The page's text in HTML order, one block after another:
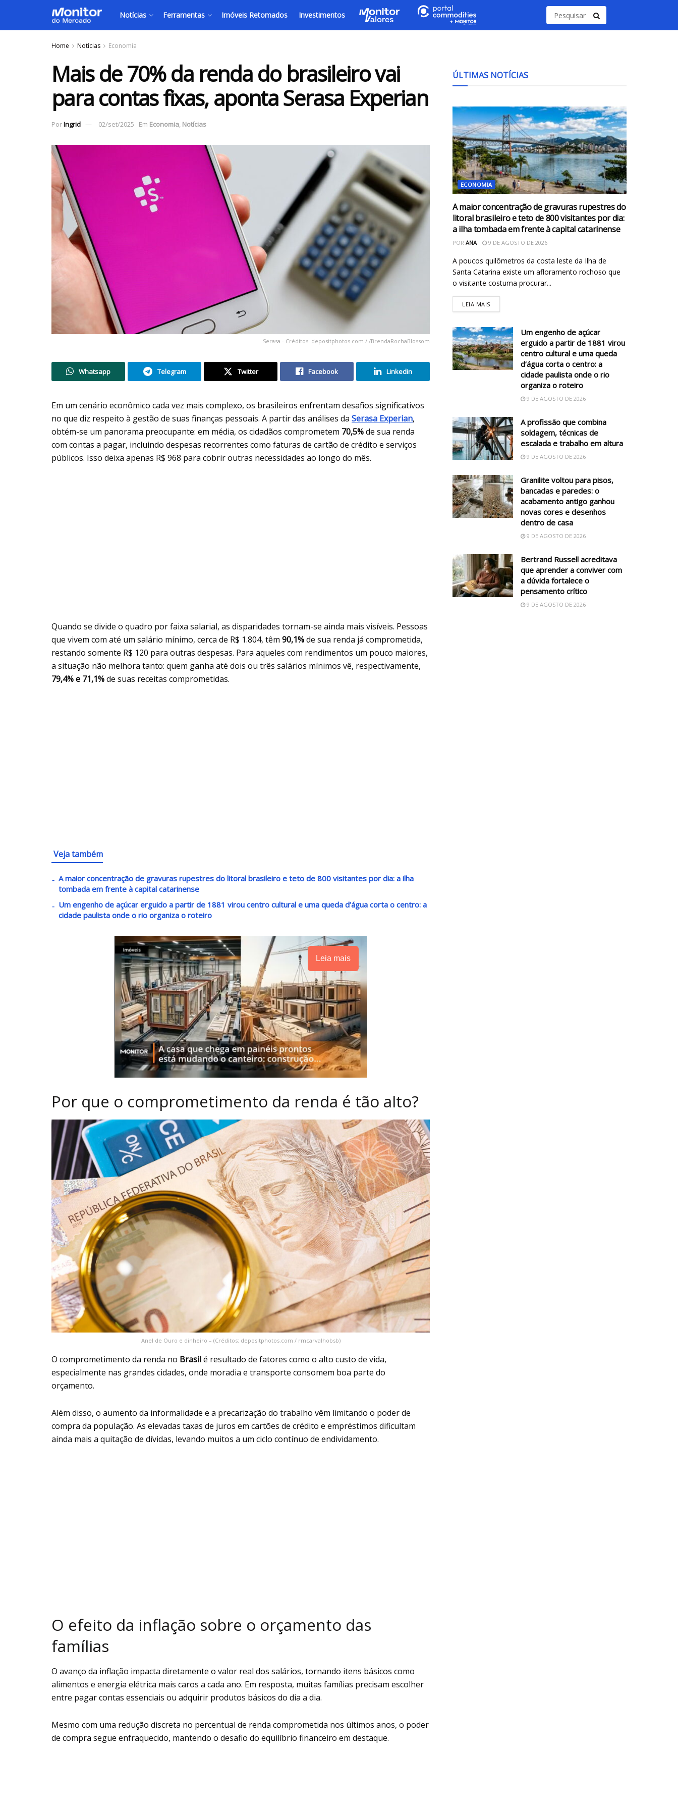
Notícias Ferramentas Imóveis Retomados Investimentos
Home Notícias Economia
Mais de 70% da renda do brasileiro vai
para contas fixas, aponta Serasa Experian
PorIngrid 02/set/2025 Em Economia, Notícias
Serasa - Créditos: depositphotos.com / /BrendaRochaBlossom
Whatsapp Telegram Twitter Facebook Linkedin
Em um cenário econômico cada vez mais complexo, os brasileiros enfrentam desafios significativos
no que diz respeito à gestão de suas finanças pessoais. A partir das análises da Serasa Experian,
obtém-se um panorama preocupante: em média, os cidadãos comprometem 70,5%de sua renda
com contas a pagar, incluindo despesas recorrentes como faturas de cartão de crédito e serviços
públicos. Isso deixa apenas R$ 968 para cobrir outras necessidades ao longo do mês.
Quando se divide o quadro por faixa salarial, as disparidades tornam-se ainda mais visíveis. Pessoas
que vivem com até um salário mínimo, cerca de R$ 1.804, têm 90,1%de sua renda já comprometida,
restando somente R$ 120 para outras despesas. Para aqueles com rendimentos um pouco maiores,
a situação não melhora tanto: quem ganha até dois ou três salários mínimos vê, respectivamente,
79,4% e 71,1%de suas receitas comprometidas.
Veja também
A maior concentração de gravuras rupestres do litoral brasileiro e teto de 800 visitantes por dia: a ilha
tombada em frente à capital catarinense
Um engenho de açúcar erguido a partir de 1881 virou centro cultural e uma queda d’água corta o centro: a
cidade paulista onde o rio organiza o roteiro
Leia mais
Por que o comprometimento da renda é tão alto?
Anel de Ouro e dinheiro – (Créditos: depositphotos.com / rmcarvalhobsb)
O comprometimento da renda no Brasilé resultado de fatores como o alto custo de vida,
especialmente nas grandes cidades, onde moradia e transporte consomem boa parte do
orçamento.
Além disso, o aumento da informalidade e a precarização do trabalho vêm limitando o poder de
compra da população. As elevadas taxas de juros em cartões de crédito e empréstimos dificultam
ainda mais a quitação de dívidas, levando muitos a um ciclo contínuo de endividamento.
O efeito da inflação sobre o orçamento das
famílias
O avanço da inflação impacta diretamente o valor real dos salários, tornando itens básicos como
alimentos e energia elétrica mais caros a cada ano. Em resposta, muitas famílias precisam escolher
entre pagar contas essenciais ou adquirir produtos básicos do dia a dia.
Mesmo com uma redução discreta no percentual de renda comprometida nos últimos anos, o poder
de compra segue enfraquecido, mantendo o desafio do equilíbrio financeiro em destaque.
ÚLTIMAS NOTÍCIAS
ECONOMIA
A maior concentração de gravuras rupestres do
litoral brasileiro e teto de 800 visitantes por dia:
a ilha tombada em frente à capital catarinense
POR ANA 9 DE AGOSTO DE 2026
A poucos quilômetros da costa leste da Ilha de
Santa Catarina existe um afloramento rochoso que
o visitante costuma procurar...
LEIA MAIS
Um engenho de açúcar
erguido a partir de 1881 virou
centro cultural e uma queda
d’água corta o centro: a
cidade paulista onde o rio
organiza o roteiro
9 DE AGOSTO DE 2026
A profissão que combina
soldagem, técnicas de
escalada e trabalho em altura
9 DE AGOSTO DE 2026
Granilite voltou para pisos,
bancadas e paredes: o
acabamento antigo ganhou
novas cores e desenhos
dentro de casa
9 DE AGOSTO DE 2026
Bertrand Russell acreditava
que aprender a conviver com
a dúvida fortalece o
pensamento crítico
9 DE AGOSTO DE 2026